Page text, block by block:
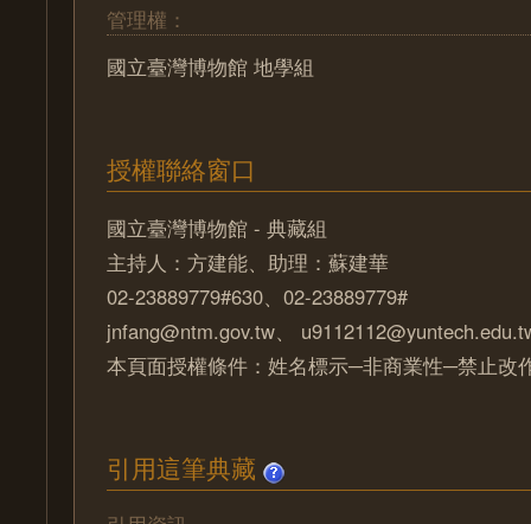
管理權：
國立臺灣博物館 地學組
授權聯絡窗口
國立臺灣博物館 - 典藏組
主持人：方建能、助理：蘇建華
02-23889779#630、02-23889779#
jnfang@ntm.gov.tw、
本頁面授權條件：姓名標示─非商業性─禁止改
引用這筆典藏